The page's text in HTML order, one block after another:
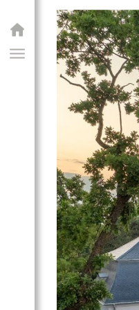
PROGRAM